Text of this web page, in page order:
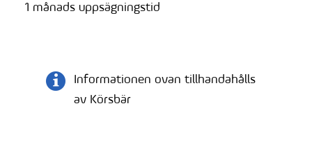
1 månads uppsägningstid
Informationen ovan tillhandahålls
av Körsbär